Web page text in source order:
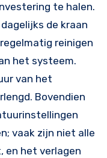
te halen.
de kraan
reinigen
het systeem.
van het
Bovendien
vaak zijn niet alle
en het verlagen